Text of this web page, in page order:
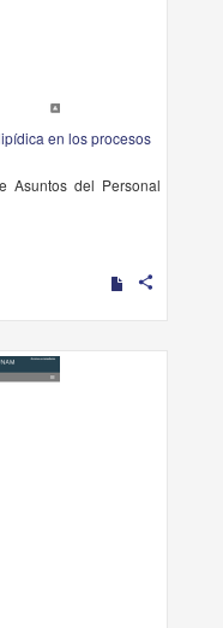
en los procesos
Asuntos del Personal
share